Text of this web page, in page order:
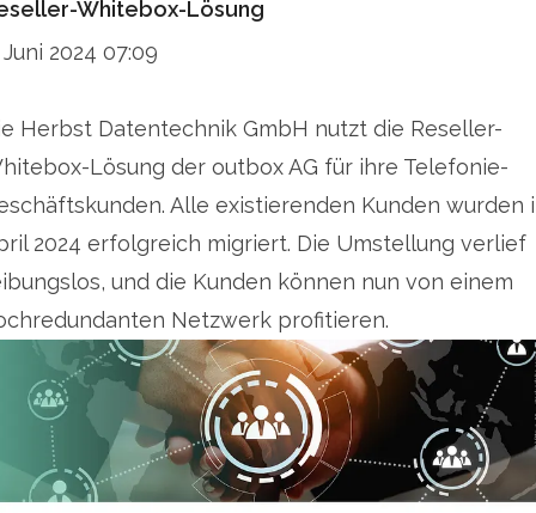
network carriers, public utilities, resellers and
IT/telecom system houses. We provide fiber-
the last mile. Our expertise helps international
carriers to survive in the German voice market.
For more information, visit www.outbox.de.
Whitebox-Lösung
Juni 2024 07:09
Herbst Datentechnik GmbH nutzt die Reseller-
Lösung der outbox AG für ihre Telefonie-
Alle existierenden Kunden wurden
2024 erfolgreich migriert. Die Umstellung verlief
und die Kunden können nun von einem
Netzwerk profitieren.